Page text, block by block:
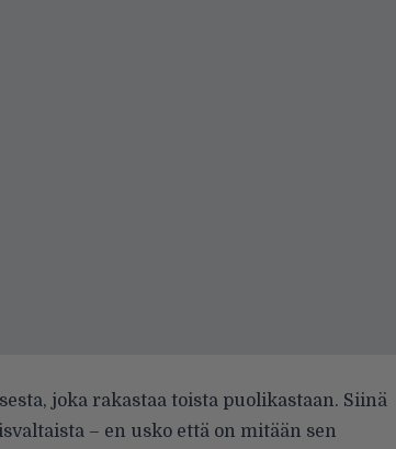
joka rakastaa toista puolikastaan. Siinä
– en usko että on mitään sen